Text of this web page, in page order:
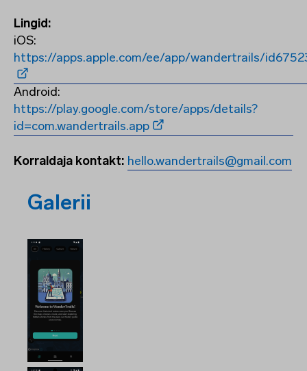
Lingid:
iOS:
https://apps.apple.com/ee/app/wandertrails/
Android:
https://play.google.com/store/apps/details?
id=com.wandertrails.app
Korraldaja kontakt: hello.wandertrails@gmail.com
Galerii